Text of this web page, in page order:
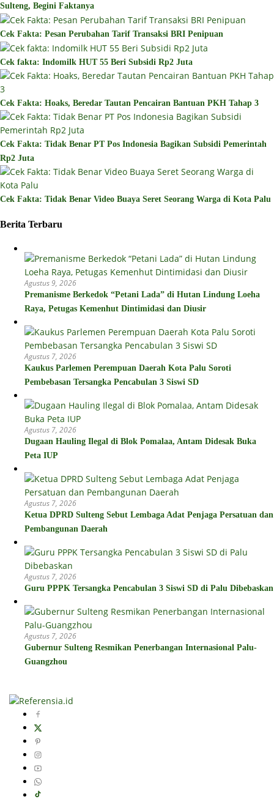
Sulteng, Begini Faktanya
Cek Fakta: Pesan Perubahan Tarif Transaksi BRI Penipuan
Cek fakta: Indomilk HUT 55 Beri Subsidi Rp2 Juta
Cek Fakta: Hoaks, Beredar Tautan Pencairan Bantuan PKH Tahap 3
Cek Fakta: Tidak Benar PT Pos Indonesia Bagikan Subsidi Pemerintah
Rp2 Juta
Cek Fakta: Tidak Benar Video Buaya Seret Seorang Warga di Kota Palu
Berita Terbaru
Agustus 9, 2026
Premanisme Berkedok “Petani Lada” di Hutan Lindung Loeha
Raya, Petugas Kemenhut Dintimidasi dan Diusir
Agustus 7, 2026
Kaukus Parlemen Perempuan Daerah Kota Palu Soroti
Pembebasan Tersangka Pencabulan 3 Siswi SD
Agustus 7, 2026
Dugaan Hauling Ilegal di Blok Pomalaa, Antam Didesak Buka
Peta IUP
Agustus 7, 2026
Ketua DPRD Sulteng Sebut Lembaga Adat Penjaga Persatuan dan
Pembangunan Daerah
Agustus 7, 2026
Guru PPPK Tersangka Pencabulan 3 Siswi SD di Palu Dibebaskan
Agustus 7, 2026
Gubernur Sulteng Resmikan Penerbangan Internasional Palu-
Guangzhou